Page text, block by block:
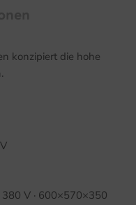
konzipiert die hohe
V · 600×570×350